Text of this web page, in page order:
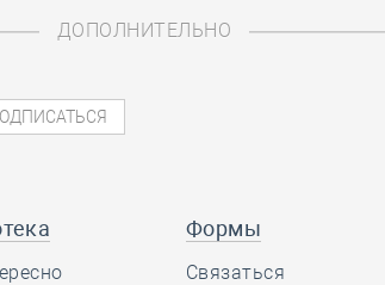
ДОПОЛНИТЕЛЬНО
Формы
Связаться